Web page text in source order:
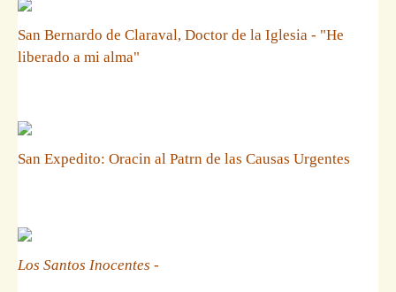
San Bernardo de Claraval, Doctor de la Iglesia - "He
liberado a mi alma"
San Expedito: Oracin al Patrn de las Causas Urgentes
Los Santos Inocentes -